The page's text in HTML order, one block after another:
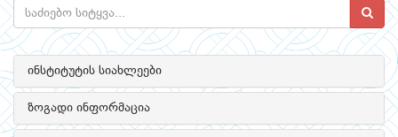
ინსტიტუტის სიახლეები
ზოგადი ინფორმაცია